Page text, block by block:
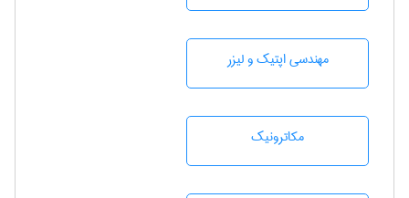
مهندسی اپتیک و لیزر
مکاترونیک